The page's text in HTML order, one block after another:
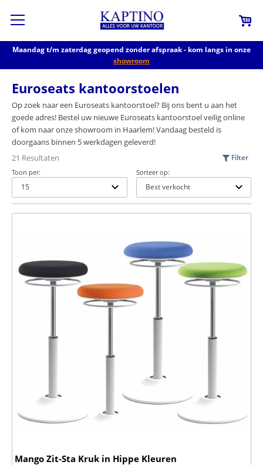
Maandag t/m zaterdag geopend zonder afspraak - kom langs in onze
showroom
Euroseats kantoorstoelen
Op zoek naar een Euroseats kantoorstoel? Bij ons bent u aan het
goede adres! Bestel uw nieuwe Euroseats kantoorstoel veilig online
of kom naar onze showroom in Haarlem! Vandaag besteld is
doorgaans binnen 5 werkdagen geleverd!
21 Resultaten
Filter
Toon per:
Sorteer op:
Mango Zit-Sta Kruk in Hippe Kleuren